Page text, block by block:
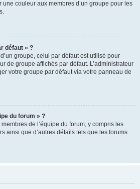
une couleur aux membres d’un groupe pour les
défaut » ?
groupe, celui par défaut est utilisé pour
de groupe affichés par défaut. L’administrateur
votre groupe par défaut via votre panneau de
du forum » ?
de l’équipe du forum, y compris les
ainsi que d’autres détails tels que les forums